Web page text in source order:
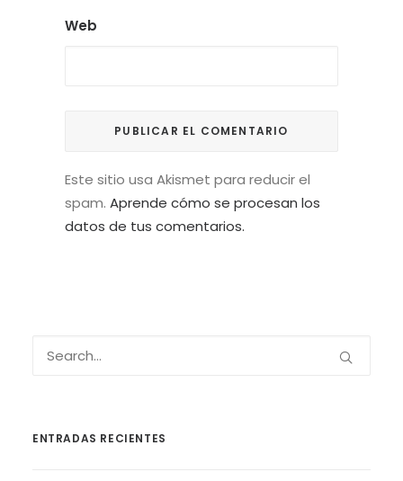
Web
Este sitio usa Akismet para reducir el
spam. Aprende cómo se procesan los
datos de tus comentarios.
ENTRADAS RECIENTES